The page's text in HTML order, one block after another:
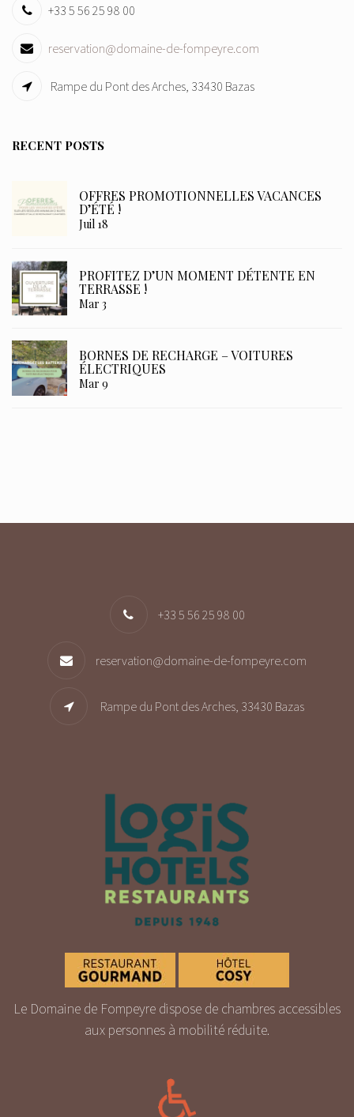
+33 5 56 25 98 00
reservation@domaine-de-fompeyre.com
Rampe du Pont des Arches, 33430 Bazas
RECENT POSTS
OFFRES PROMOTIONNELLES VACANCES
D’ÉTÉ !
Juil 18
PROFITEZ D’UN MOMENT DÉTENTE EN
TERRASSE !
Mar 3
BORNES DE RECHARGE – VOITURES
ÉLECTRIQUES
Mar 9
+33 5 56 25 98 00
reservation@domaine-de-fompeyre.com
Rampe du Pont des Arches, 33430 Bazas
Le Domaine de Fompeyre dispose de chambres accessibles
aux personnes à mobilité réduite.